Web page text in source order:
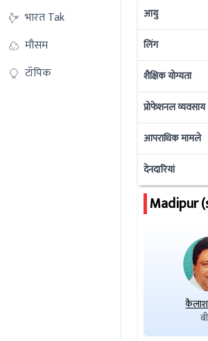
भारत Tak
मौसम
टॉपिक
आयु
लिंग
शैक्षिक योग्यता
प्रोफेशनल व्यवसाय
आपराधिक मामले
देनदारियां
Madipur